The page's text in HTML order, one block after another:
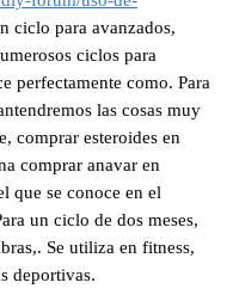
ciclo para avanzados,
ciclos para
perfectamente como. Para
las cosas muy
comprar esteroides en
comprar anavar en
que se conoce en el
un ciclo de dos meses,
Se utiliza en fitness,
deportivas.